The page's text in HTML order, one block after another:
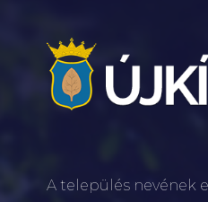
A település nevének